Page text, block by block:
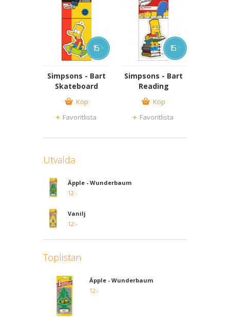
Simpsons - Bart
Skateboard
15 :-
Köp
Favoritlista
Simpsons - Bart
Reading
15 :-
Köp
Favoritlista
Utvalda
Äpple - Wunderbaum
12:-
Vanilj
12:-
Toplistan
Äpple - Wunderbaum
12:-